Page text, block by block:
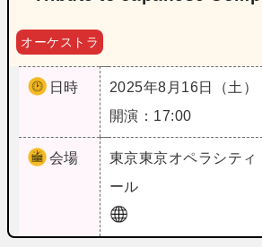
オーケストラ
日時
2025年8月16日（土）
開演：17:00
会場 東京東京オペラシティ
ール